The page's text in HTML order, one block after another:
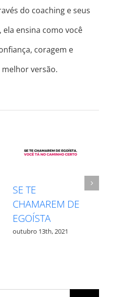
do coaching e seus
ensina como você
coragem e
versão.
RESPEITE SEU
PROCESSO
outubro 27th, 2021